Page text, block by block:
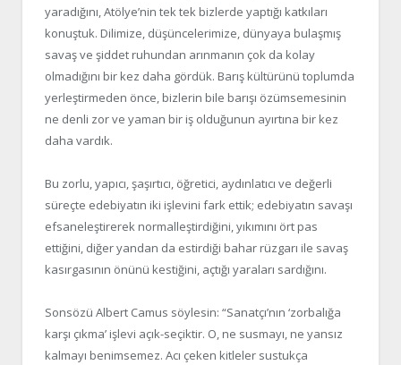
yaradığını, Atölye’nin tek tek bizlerde yaptığı katkıları
konuştuk. Dilimize, düşüncelerimize, dünyaya bulaşmış
savaş ve şiddet ruhundan arınmanın çok da kolay
olmadığını bir kez daha gördük. Barış kültürünü toplumda
yerleştirmeden önce, bizlerin bile barışı özümsemesinin
ne denli zor ve yaman bir iş olduğunun ayırtına bir kez
daha vardık.
Bu zorlu, yapıcı, şaşırtıcı, öğretici, aydınlatıcı ve değerli
süreçte edebiyatın iki işlevini fark ettik; edebiyatın savaşı
efsaneleştirerek normalleştirdiğini, yıkımını ört pas
ettiğini, diğer yandan da estirdiği bahar rüzgarı ile savaş
kasırgasının önünü kestiğini, açtığı yaraları sardığını.
Sonsözü Albert Camus söylesin: “Sanatçı’nın ‘zorbalığa
karşı çıkma’ işlevi açık-seçiktir. O, ne susmayı, ne yansız
kalmayı benimsemez. Acı çeken kitleler sustukça